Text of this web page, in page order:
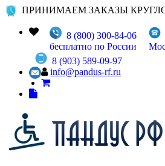
ПРИНИМАЕМ ЗАКАЗЫ
8 (800) 300-84-06
бесплатно по России
8 (903) 589-09-97
info@pandus-rf.ru